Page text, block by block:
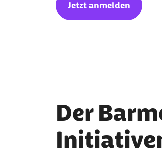
Jetzt anmelden
Der